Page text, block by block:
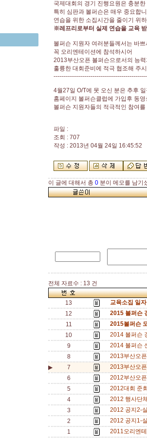
국제대회의 경기 진행요원은 충분
특히 심판과 볼퍼슨은 매우 중요합
연습을 위한 소집시간을 줄이기 위
※레프리로부터 실제 연습을 교육
볼퍼슨 지원자 여러분들께서는 바쁘
꼭 오리엔테이션에 참석하시어
2013부산오픈 볼퍼슨으로서의 능
훌륭한 대회준비에 적극 협조해 주
4월27일 O/T에 못 오신 분은 추후
홈페이지 볼퍼슨클럽에 가입후 동
볼퍼슨 지원자들의 적극적인 참여
파일 :
조회 : 707
작성 : 2013년 04월 24일 16:45:52
이 글에 대해서 총 0 분이 메모를 남기
전체 자료수 : 13 건
13 교육소집 일
12
2015 볼퍼슨
11
2015볼퍼슨
10
2014 볼퍼슨
9
2014 볼퍼슨
8
2013부산오
▶
7 2013부산오
6
2012부산오
5
2012대회 준
4
2012 행사단
3
2012 공지2-
2
2012 공지1-
1
2011오리엔